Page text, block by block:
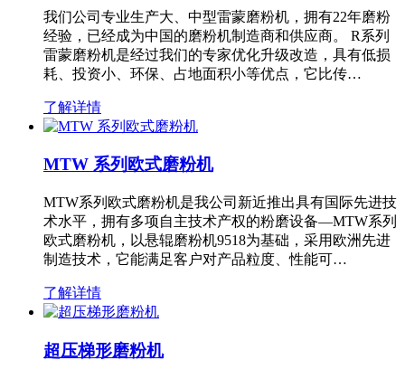
我们公司专业生产大、中型雷蒙磨粉机，拥有22年磨粉
经验，已经成为中国的磨粉机制造商和供应商。 R系列
雷蒙磨粉机是经过我们的专家优化升级改造，具有低损
耗、投资小、环保、占地面积小等优点，它比传…
了解详情
MTW 系列欧式磨粉机
MTW系列欧式磨粉机是我公司新近推出具有国际先进技
术水平，拥有多项自主技术产权的粉磨设备—MTW系列
欧式磨粉机，以悬辊磨粉机9518为基础，采用欧洲先进
制造技术，它能满足客户对产品粒度、性能可…
了解详情
超压梯形磨粉机